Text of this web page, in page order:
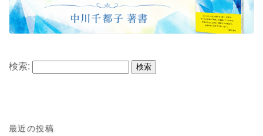
検索:
最近の投稿